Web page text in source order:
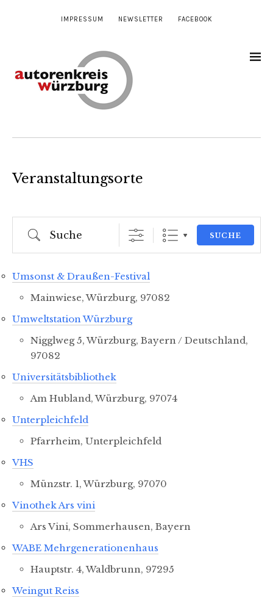
IMPRESSUM NEWSLETTER FACEBOOK
Veranstaltungsorte
Suche
SUCHE
Umsonst & Draußen-Festival
Mainwiese, Würzburg, 97082
Umweltstation Würzburg
Nigglweg 5, Würzburg, Bayern / Deutschland,
97082
Universitätsbibliothek
Am Hubland, Würzburg, 97074
Unterpleichfeld
Pfarrheim, Unterpleichfeld
VHS
Münzstr. 1, Würzburg, 97070
Vinothek Ars vini
Ars Vini, Sommerhausen, Bayern
WABE Mehrgenerationenhaus
Hauptstr. 4, Waldbrunn, 97295
Weingut Reiss